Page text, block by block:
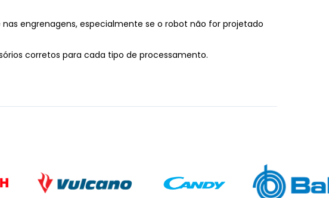
engrenagens, especialmente se o robot não for projetado
corretos para cada tipo de processamento.